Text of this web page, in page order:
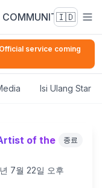
COMMUNITY🇮🇩
service coming
Isi Ulang Star
of the
종료
7월 22일 오후